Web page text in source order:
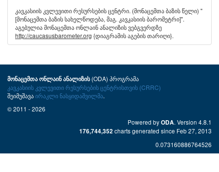
კავკასიის კვლევითი რესურსების ცენტრი. (მონაცემთა ბაზის წელი) "
[მონაცემთა ბაზის სახელწოდება, მაგ. კავკასიის ბარომეტრი]".
აგებულია მონაცემთა ონლაინ ანალიზის ვებგვერდზე
http://caucasusbarometer.org {დიაგრამის აგების თარიღი}.
მონაცემთა ონლაინ ანალიზის(ODA) პროგრამა
კავკასიის კვლევითი რესურსების ცენტრისთვის (CRRC)
შეიმუშავაირაკლი ნასყიდაშვილმა.
© 2011 - 2026
Powered byODA. Version 4.8.1
176,744,352 charts generated since Feb 27, 2013
0.073160886764526